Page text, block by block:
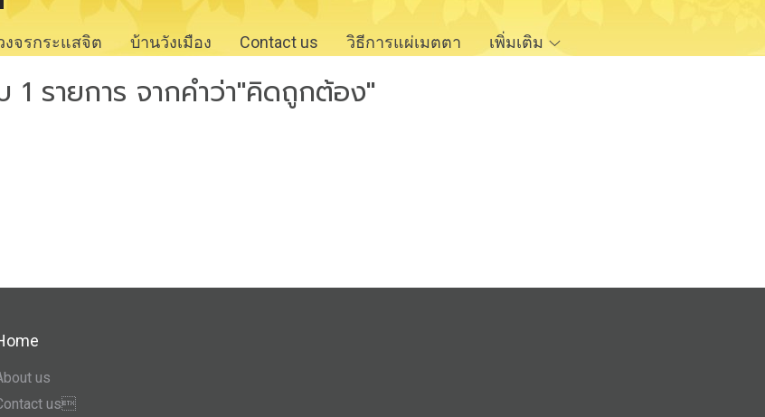
งจรกระแสจิต บ้านวังเมือง Contact us วิธีการแผ่เมตตา เพิ่มเติม
1 รายการ จากคำว่า"คิดถูกต้อง"
us
us